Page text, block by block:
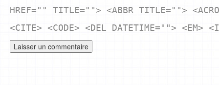
HREF="" TITLE=""> <ABBR TITLE="">
<CITE> <CODE> <DEL DATETIME=""> <EM>